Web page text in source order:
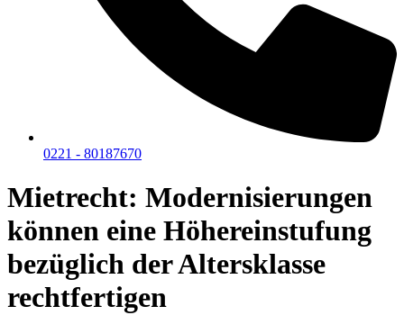
0221 - 80187670
Mietrecht: Modernisierungen
können eine Höhereinstufung
bezüglich der Altersklasse
rechtfertigen